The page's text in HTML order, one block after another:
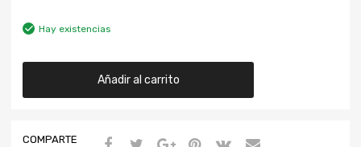
Hay existencias
Añadir al carrito
COMPARTE